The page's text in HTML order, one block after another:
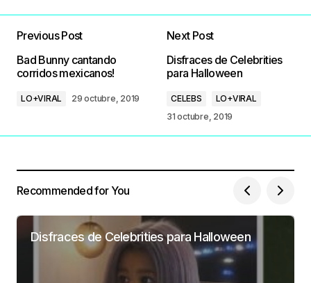
Previous Post
Bad Bunny cantando
corridos mexicanos!
LO+VIRAL 29 octubre, 2019
Next Post
Disfraces de Celebrities
para Halloween
CELEBS
LO+VIRAL
31 octubre, 2019
Recommended for You
Disfraces de Celebrities para Halloween